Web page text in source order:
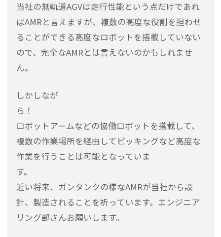
当社の無軌道AGVは走行性能という点だけであれ
ばAMRと言えますが、複数の高度な役割を担わせ
ることができる高度なロボットを搭載していない
ので、完全なAMRとは言えないのかもしれませ
ん。
しかしなが
ら
ロボットアームなどの協働ロボットを搭載して、
複数の作業場所を経由してピッキングなど高度な
作業を行うことは可能となっていま
す
近い将来、ガンタンクの様なAMRが当社から設
計、製造されることを祈っています。エンジニア
リング部さんお願いします。